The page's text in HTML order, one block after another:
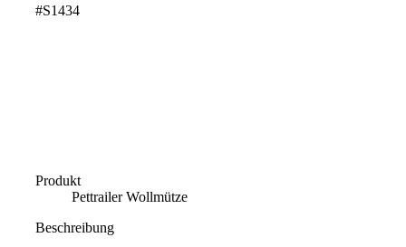
#S1434
Produkt
Pettrailer Wollmütze
Beschreibung